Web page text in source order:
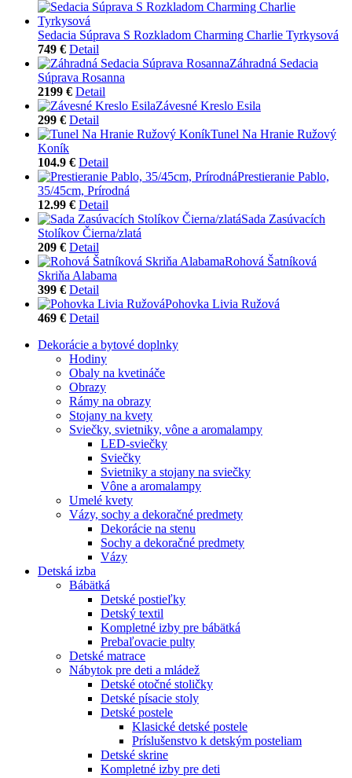
Sedacia Súprava S Rozkladom Charming Charlie Tyrkysová
749 € Detail
Záhradná Sedacia
Súprava Rosanna
2199 € Detail
Závesné Kreslo Esila
299 € Detail
Tunel Na Hranie Ružový
Koník
104.9 € Detail
Prestieranie Pablo,
35/45cm, Prírodná
12.99 € Detail
Sada Zasúvacích
Stolíkov Čierna/zlatá
209 € Detail
Rohová Šatníková
Skriňa Alabama
399 € Detail
Pohovka Livia Ružová
469 € Detail
Dekorácie a bytové doplnky
Hodiny
Obaly na kvetináče
Obrazy
Rámy na obrazy
Stojany na kvety
Sviečky, svietniky, vône a aromalampy
LED-sviečky
Sviečky
Svietniky a stojany na sviečky
Vône a aromalampy
Umelé kvety
Vázy, sochy a dekoračné predmety
Dekorácie na stenu
Sochy a dekoračné predmety
Vázy
Detská izba
Bábätká
Detské postieľky
Detský textil
Kompletné izby pre bábätká
Prebaľovacie pulty
Detské matrace
Nábytok pre deti a mládež
Detské otočné stoličky
Detské písacie stoly
Detské postele
Klasické detské postele
Príslušenstvo k detským posteliam
Detské skrine
Kompletné izby pre deti